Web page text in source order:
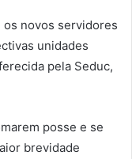
novos servidores
unidades
pela Seduc,
posse e se
brevidade